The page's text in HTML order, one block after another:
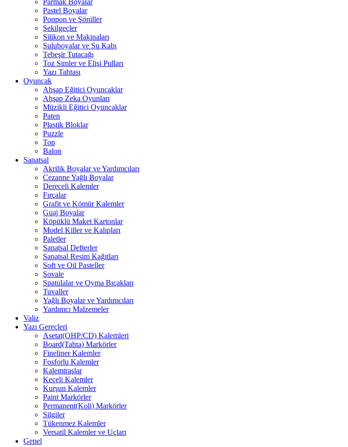
Parmak Boyalar
Pastel Boyalar
Ponpon ve Şöniller
Şekilgeçler
Silikon ve Makinaları
Suluboyalar ve Su Kabı
Tebeşir Tutacağı
Toz Simler ve Elişi Pulları
Yazı Tahtası
Oyuncak
Ahşap Eğitici Oyuncaklar
Ahşap Zeka Oyunları
Müzikli Eğitici Oyuncaklar
Paten
Plastik Bloklar
Puzzle
Top
Balon
Sanatsal
Akrilik Boyalar ve Yardımcıları
Cezanne Yağlı Boyalar
Dereceli Kalemler
Fırçalar
Grafit ve Kömür Kalemler
Guaj Boyalar
Köpüklü Maket Kartonlar
Model Killer ve Kalıpları
Paletler
Sanatsal Defterler
Sanatsal Resim Kağıtları
Soft ve Oil Pasteller
Şovale
Spatulalar ve Oyma Bıçakları
Tuvaller
Yağlı Boyalar ve Yardımcıları
Yardımcı Malzemeler
Valiz
Yazı Gereçleri
Asetat(OHP/CD) Kalemleri
Board(Tahta) Markörler
Fineliner Kalemler
Fosforlu Kalemler
Kalemtraşlar
Keçeli Kalemler
Kurşun Kalemler
Paint Markörler
Permanent(Koli) Markörler
Silgiler
Tükenmez Kalemler
Versatil Kalemler ve Uçları
Genel